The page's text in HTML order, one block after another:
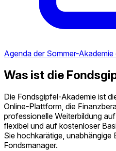
Agenda der Sommer-
Was ist die
Die Fondsgipfel-Akademie ist
Online-Plattform, die
professionelle Weiterbildung
flexibel und auf kostenloser
Sie hochkarätige, unabhängige
Fondsmanager.